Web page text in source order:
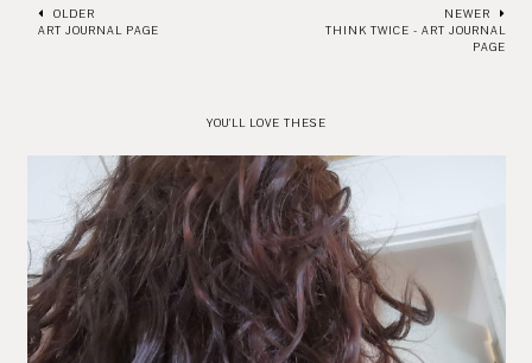
OLDER
ART JOURNAL PAGE
NEWER
THINK TWICE - ART JOURNAL
PAGE
YOU'LL LOVE THESE